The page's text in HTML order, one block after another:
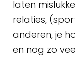
laten
relaties,
anderen, je
en nog zo